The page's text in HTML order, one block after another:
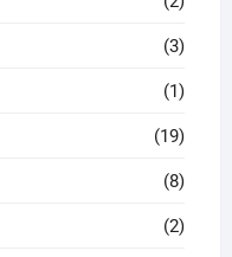
(3)
(1)
(19)
(8)
(2)